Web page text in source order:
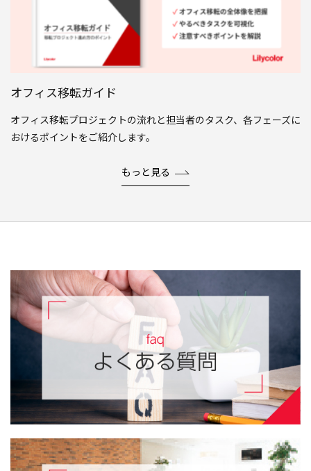
オフィス移転ガイド
オフィス移転プロジェクトの流れと担当者のタスク、各フェーズに
おけるポイントをご紹介します。
もっと見る